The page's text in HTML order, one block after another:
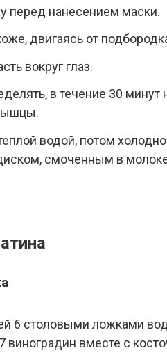
перед нанесением маски.
двигаясь от
вокруг глаз.
в течение 30 минут
водой, потом
смоченным в
6 столовыми ложками
виноградин вместе с